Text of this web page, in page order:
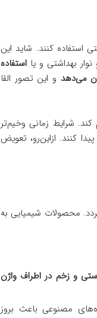
استفاده کنند. شاید این
بهداشتی و یا استفاده
می‌دهد و این تصور القا
کند. شرایط زمانی وخیم‌تر
کنند. ازاین‌رو، تعویض
محصولات شیمیایی به
و زخم در اطراف واژن
مصنوعی باعث بروز